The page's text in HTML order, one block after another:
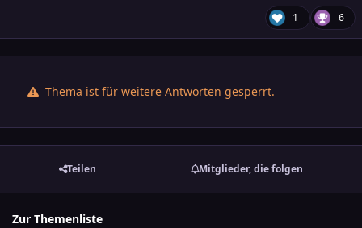
1 6
Thema ist für weitere Antworten gesperrt.
Teilen Mitglieder, die folgen
Zur Themenliste